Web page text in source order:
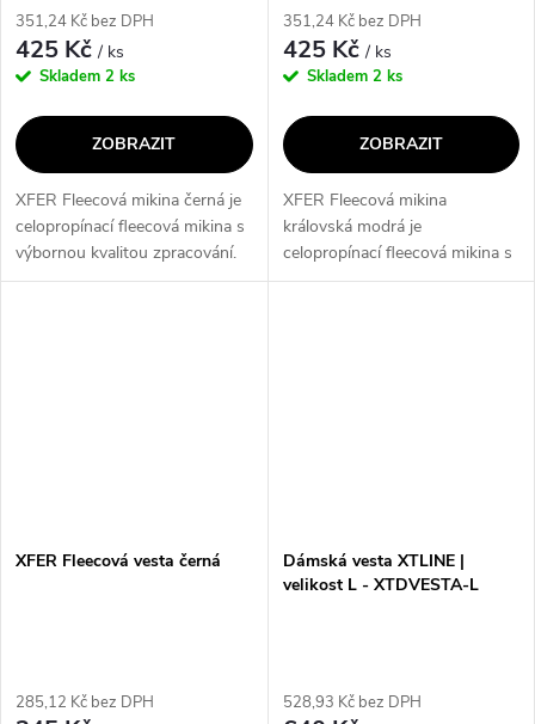
351,24 Kč bez DPH
425 Kč/ ks
Skladem 2 ks
ZOBRAZIT
XFER Fleecová mikina černá je
celopropínací fleecová mikina s
výbornou kvalitou zpracování.
Je vyrobena z 100% polyesteru
351,24 Kč bez DPH
425 Kč/ ks
Skladem 2 ks
ZOBRAZIT
XFER Fleecová mikina
královská modrá je
celopropínací fleecová mikina s
výbornou kvalitou zpracování.
XFER Fleecová vesta černá
285,12 Kč bez DPH
Dámská vesta XTLINE |
velikost L - XTDVESTA-L
528,93 Kč bez DPH